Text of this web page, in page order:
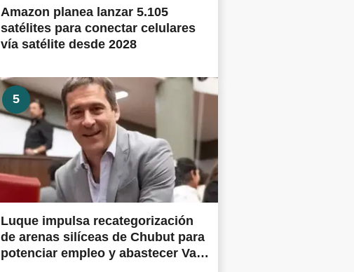
Amazon planea lanzar 5.105
satélites para conectar celulares
vía satélite desde 2028
5
Luque impulsa recategorización
de arenas silíceas de Chubut para
potenciar empleo y abastecer Vaca